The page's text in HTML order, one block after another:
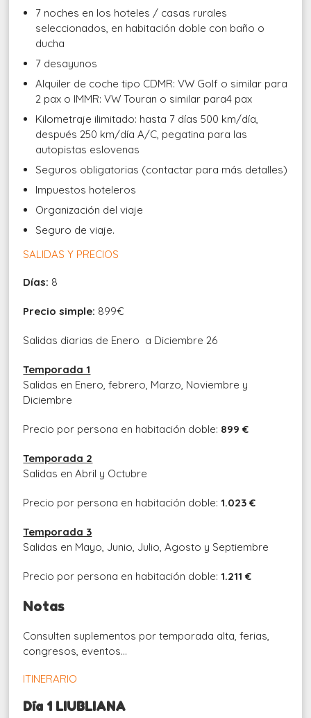
7 noches en los hoteles / casas rurales
seleccionados, en habitación doble con baño o
ducha
7 desayunos
Alquiler de coche tipo CDMR: VW Golf o similar para
2 pax o IMMR: VW Touran o similar para4 pax
Kilometraje ilimitado: hasta 7 días 500 km/día,
después 250 km/día A/C, pegatina para las
autopistas eslovenas
Seguros obligatorias (contactar para más detalles)
Impuestos hoteleros
Organización del viaje
Seguro de viaje.
SALIDAS Y PRECIOS
Días: 8
Precio simple: 899€
Salidas diarias de Enero a Diciembre 26
Temporada 1
Salidas en Enero, febrero, Marzo, Noviembre y
Diciembre
Precio por persona en habitación doble: 899 €
Temporada 2
Salidas en Abril y Octubre
Precio por persona en habitación doble:1.023 €
Temporada 3
Salidas en Mayo, Junio, Julio, Agosto y Septiembre
Precio por persona en habitación doble:1.211 €
Notas
Consulten suplementos por temporada alta, ferias,
congresos, eventos…
ITINERARIO
Día 1 LIUBLIANA